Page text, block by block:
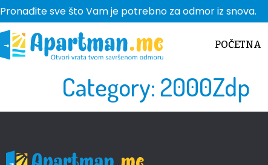
Pronađite sve što Vam je potrebno za odmor iz snova.
POČETNA
Category: 2000Zdp